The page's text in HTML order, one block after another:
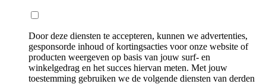
Door deze diensten te accepteren, kunnen we advertenties,
gesponsorde inhoud of kortingsacties voor onze website of
producten weergeven op basis van jouw surf- en
winkelgedrag en het succes hiervan meten. Met jouw
toestemming gebruiken we de volgende diensten van derden